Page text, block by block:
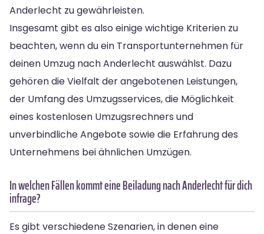
Anderlecht zu gewährleisten.
Insgesamt gibt es also einige wichtige Kriterien zu
beachten, wenn du ein Transportunternehmen für
deinen Umzug nach Anderlecht auswählst. Dazu
gehören die Vielfalt der angebotenen Leistungen,
der Umfang des Umzugsservices, die Möglichkeit
eines kostenlosen Umzugsrechners und
unverbindliche Angebote sowie die Erfahrung des
Unternehmens bei ähnlichen Umzügen.
In welchen Fällen kommt eine Beiladung nach Anderlecht für dich
infrage?
Es gibt verschiedene Szenarien, in denen eine